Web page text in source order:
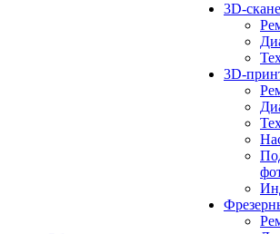
3D-
3D-